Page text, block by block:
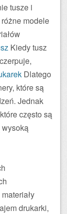
tusze i
modele
Kiedy tusz
Dlatego
które są
Jednak
często są
drukarki,